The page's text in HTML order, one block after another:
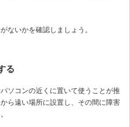
ないかを確認しましょう。
る
ソコンの近くに置いて使うことが推
ら遠い場所に設置し、その間に障害